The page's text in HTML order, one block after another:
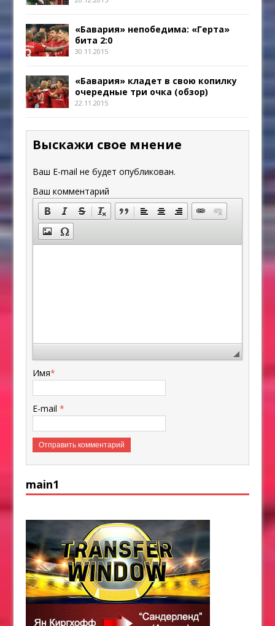
«Бавария» непобедима: «Герта»
бита 2:0
30.11.2015
«Бавария» кладет в свою копилку
очередные три очка (обзор)
22.11.2015
Выскажи свое мнение
Ваш E-mail не будет опубликован.
Ваш комментарий
Имя*
E-mail*
main1